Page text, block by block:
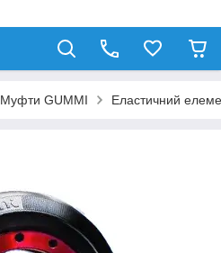
Муфти GUMMI Еластичний